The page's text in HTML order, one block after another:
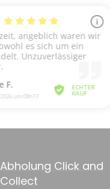
Abholung Click and
Collect